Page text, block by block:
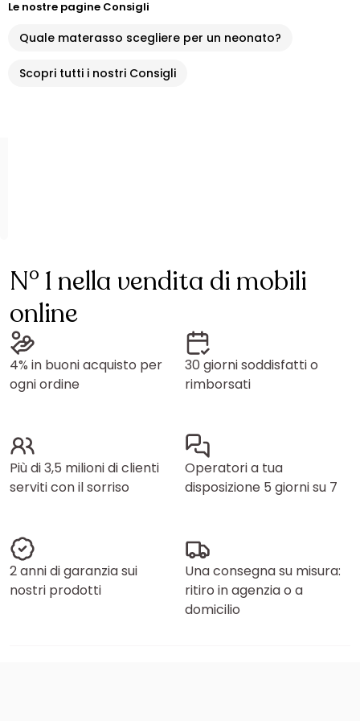
Le nostre pagine Consigli
Quale materasso scegliere per un neonato?
Scopri tutti i nostri Consigli
N° 1 nella vendita di mobili
online
4% in buoni acquisto per
ogni ordine
30 giorni soddisfatti o
rimborsati
Più di 3,5 milioni di clienti
serviti con il sorriso
Operatori a tua
disposizione 5 giorni su 7
2 anni di garanzia sui
nostri prodotti
Una consegna su misura:
ritiro in agenzia o a
domicilio